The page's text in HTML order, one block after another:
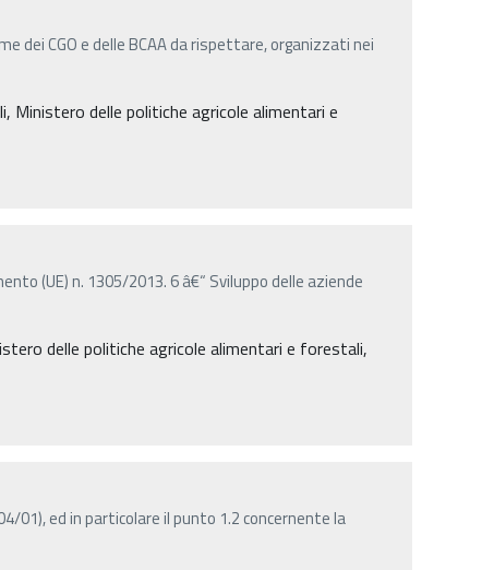
dei CGO e delle BCAA da rispettare, organizzati nei
Ministero delle politiche agricole alimentari e
(UE) n. 1305/2013. 6 â€“ Sviluppo delle aziende
delle politiche agricole alimentari e forestali,
01), ed in particolare il punto 1.2 concernente la